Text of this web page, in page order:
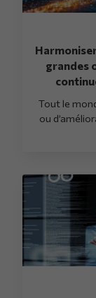
grandes
Tout le
ou